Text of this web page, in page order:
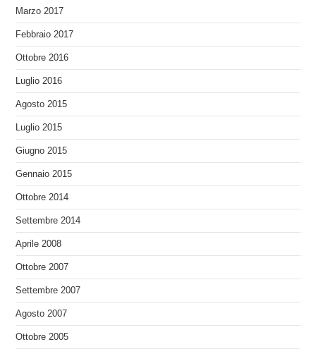
Marzo 2017
Febbraio 2017
Ottobre 2016
Luglio 2016
Agosto 2015
Luglio 2015
Giugno 2015
Gennaio 2015
Ottobre 2014
Settembre 2014
Aprile 2008
Ottobre 2007
Settembre 2007
Agosto 2007
Ottobre 2005